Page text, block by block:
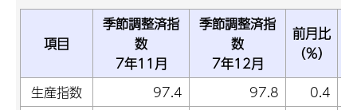
項目
季節調整済指
数
7年11月
季節調整済指
数
7年12月
前月比
（％）
生産指数 97.4 97.8
0.4